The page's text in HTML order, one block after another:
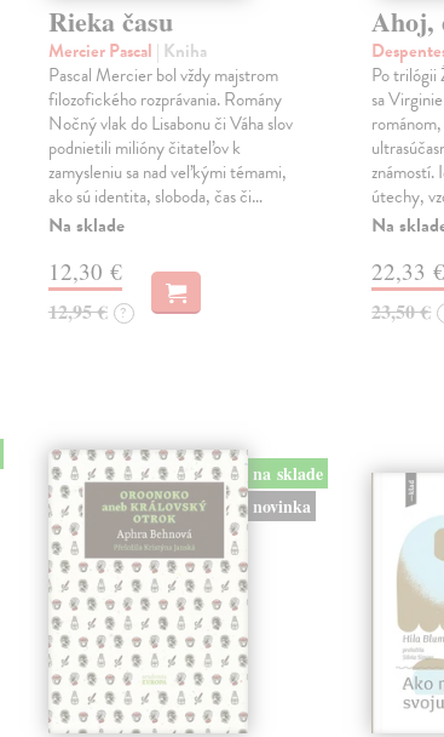
Rieka času
Mercier Pascal | Kniha
Pascal Mercier bol vždy majstrom
filozofického rozprávania. Romány
Nočný vlak do Lisabonu či Váha slov
podnietili milióny čitateľov k
zamysleniu sa nad veľkými témami,
ako sú identita, sloboda, čas či…
Na sklade
12,30 €
12,95 € ?
Ahoj,
Po trilógii
sa
známostí.
útechy,
Na
22,33 €
23,50 €
na sklade
novinka